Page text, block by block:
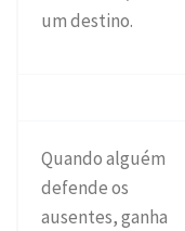
um destino.
Quando alguém
defende os
ausentes, ganha